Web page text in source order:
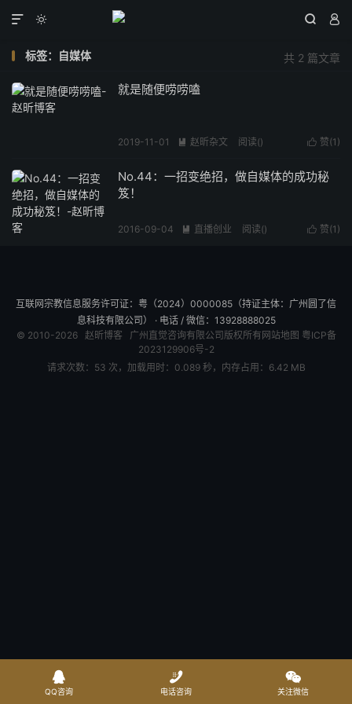
  

共 2 篇文章
标签：自媒体
就是随便唠唠嗑
 赞(1 )
2019-11-01  赵昕杂文 阅读()
No.44：一招变绝招，做自媒体的成功秘
笈！
 赞(1 )
2016-09-04  直播创业 阅读()
互联网宗教信息服务许可证：粤（2024）0000085（持证主体：广州圆了信
息科技有限公司） · 电话 / 微信：13928888025
© 2010-2026 赵昕博客 广州直觉咨询有限公司版权所有 网站地图 粤ICP备
2023129906号-2
请求次数：53 次，加载用时：0.089 秒，内存占用：6.42 MB

QQ咨询

电话咨询

关注微信